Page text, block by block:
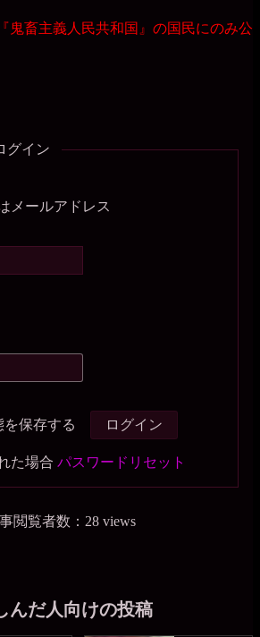
鬼畜主義人民共和国』の国民にのみ公
グイン
メールアドレス
を保存する
た場合 パスワードリセット
閲覧者数：28 views
んだ人向けの投稿